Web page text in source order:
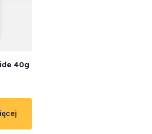
40g